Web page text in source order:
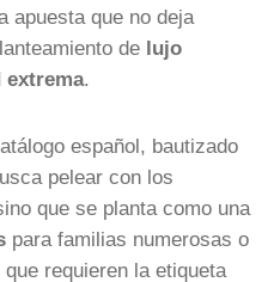
apuesta que no deja
de lujo
extrema.
español, bautizado
pelear con los
que se planta como una
para familias numerosas o
requieren la etiqueta